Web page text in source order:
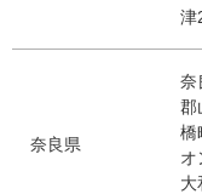
津
奈良県
奈
郡
橋
オ
大